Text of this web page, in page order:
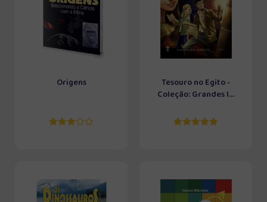
Origens
Tesouro no Egito -
Coleção: Grandes I...